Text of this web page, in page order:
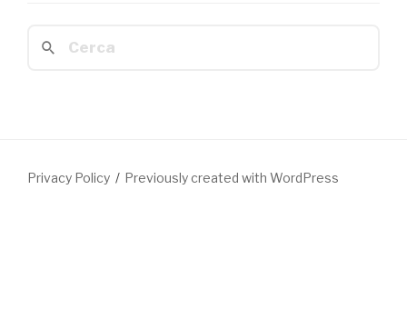
Privacy Policy Previously created with WordPress